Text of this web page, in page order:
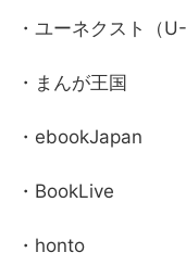
・ユーネクスト（U-
・まんが王国
・ebookJapan
・BookLive
・honto